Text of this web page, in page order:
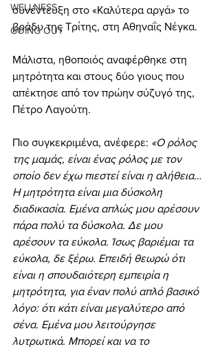
WELLNESS
GOING OUT
συνέντευξη στο «Καλύτερα αργά» το
βράδυ της Τρίτης, στη Αθηναΐς Νέγκα.
Μάλιστα, ηθοποιός αναφέρθηκε στη
μητρότητα και στους δύο γιους που
απέκτησε από τον πρώην σύζυγό της,
Πέτρο Λαγούτη.
Πιο συγκεκριμένα, ανέφερε: «Ο ρόλος
της μαμάς, είναι ένας ρόλος με τον
οποίο δεν έχω πιεστεί είναι η αλήθεια…
Η μητρότητα είναι μια δύσκολη
διαδικασία. Εμένα απλώς μου αρέσουν
πάρα πολύ τα δύσκολα. Δε μου
αρέσουν τα εύκολα. Ίσως βαριέμαι τα
εύκολα, δε ξέρω. Επειδή θεωρώ ότι
είναι η σπουδαιότερη εμπειρία η
μητρότητα, για έναν πολύ απλό βασικό
λόγο: ότι κάτι είναι μεγαλύτερο από
σένα. Εμένα μου λειτούργησε
λυτρωτικά. Μπορεί και να το